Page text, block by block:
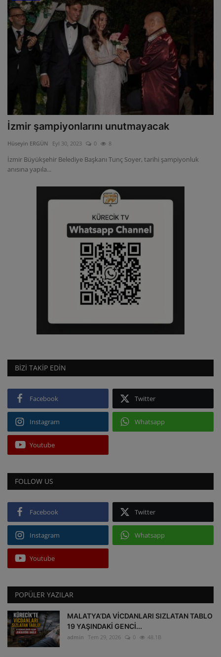
İzmir şampiyonlarını unutmayacak
Hüseyin ERGÜN Eyl 30, 2023 0 8
İzmir Büyükşehir Belediye Başkanı Tunç Soyer, tarihi şampiyonluk
anısına yapıla...
BIZI TAKIP EDIN
Facebook Twitter
Instagram Whatsapp
Youtube
FOLLOW US
Facebook Twitter
Instagram Whatsapp
Youtube
POPÜLER YAZILAR
MALATYA’DA VİCDANLARI SIZLATAN TABLO
19 YAŞINDAKİ GENCİ...
admin Tem 29, 2026 0 48.1B